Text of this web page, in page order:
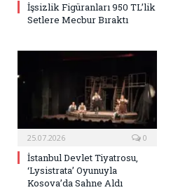
İşsizlik Figüranları 950 TL’lik
Setlere Mecbur Bıraktı
25.07.2026 0
İstanbul Devlet Tiyatrosu,
‘Lysistrata’ Oyunuyla
Kosova’da Sahne Aldı